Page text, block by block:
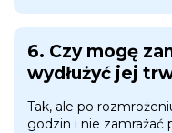
6. Czy mogę
wydłużyć jej
Tak, ale po
godzin i nie zamrażać